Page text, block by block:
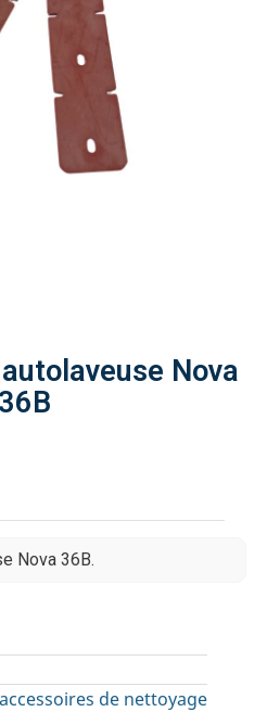
Nova
36B
Nova 36B.
de nettoyage